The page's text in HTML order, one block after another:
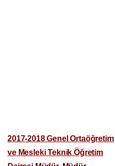
2017-2018 Genel Ortaöğretim
ve Mesleki Teknik Öğretim